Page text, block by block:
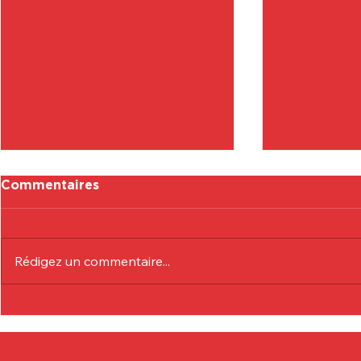
Commentaires
Rédigez un commentaire...